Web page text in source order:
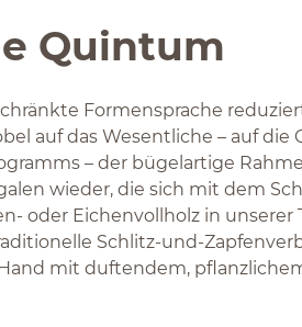
Quintum
Formensprache
auf das Wesentliche – auf die
– der bügelartige
wieder, die sich mit dem
oder Eichenvollholz in
Schlitz-und-
mit duftendem,